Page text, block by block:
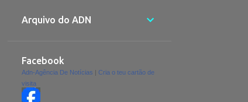
Arquivo do ADN
Facebook
Adn-Agência De Notícias
Cria o teu cartão de
visita